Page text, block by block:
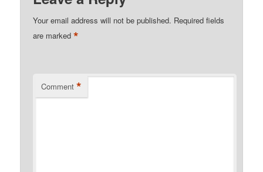
Your email address will not be published. Required fields
are marked*
Comment *